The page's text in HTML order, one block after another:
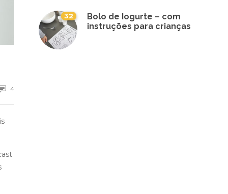
4
32
Bolo de Iogurte – com
instruções para crianças